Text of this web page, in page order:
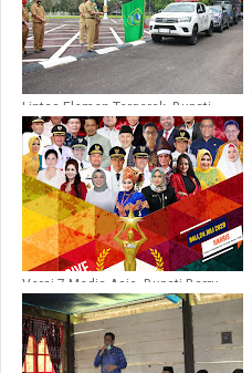
Lintas Elemen Tergerak, Bupati
Barru Kembali Lepas Bantuan untuk
Banjir Masamba
Versi 7 Media Asia, Bupati Barru
Masuk Nominasi 10 Top Leader
Indonesia